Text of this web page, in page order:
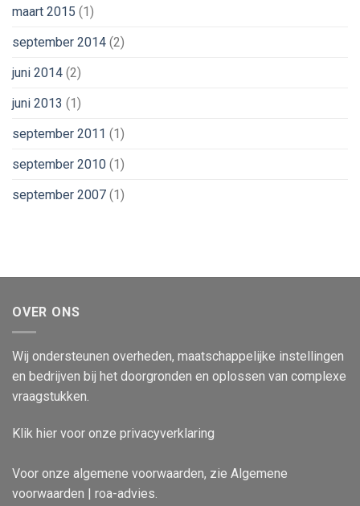
maart 2015 (1)
september 2014 (2)
juni 2014 (2)
juni 2013 (1)
september 2011 (1)
september 2010 (1)
september 2007 (1)
OVER ONS
Wij ondersteunen overheden, maatschappelijke instellingen
en bedrijven bij het doorgronden en oplossen van complexe
vraagstukken.
Klik hier voor onze privacyverklaring
Voor onze algemene voorwaarden, zie Algemene
voorwaarden | roa-advies